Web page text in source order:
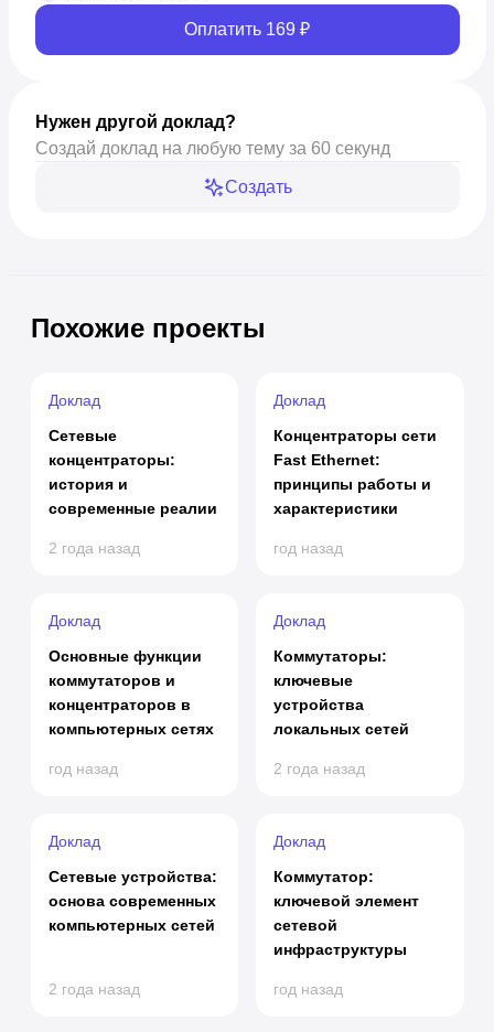
Оплатить 169 ₽
Нужен другой доклад?
Создай доклад на любую тему за 60 секунд
Создать
Похожие проекты
Доклад
Сетевые
концентраторы:
история и
современные реалии
2 года назад
Доклад
Концентраторы сети
Fast Ethernet:
принципы работы и
характеристики
год назад
Доклад
Основные функции
коммутаторов и
концентраторов в
компьютерных сетях
год назад
Доклад
Коммутаторы:
ключевые
устройства
локальных сетей
2 года назад
Доклад
Сетевые устройства:
основа современных
компьютерных сетей
2 года назад
Доклад
Коммутатор:
ключевой элемент
сетевой
инфраструктуры
год назад